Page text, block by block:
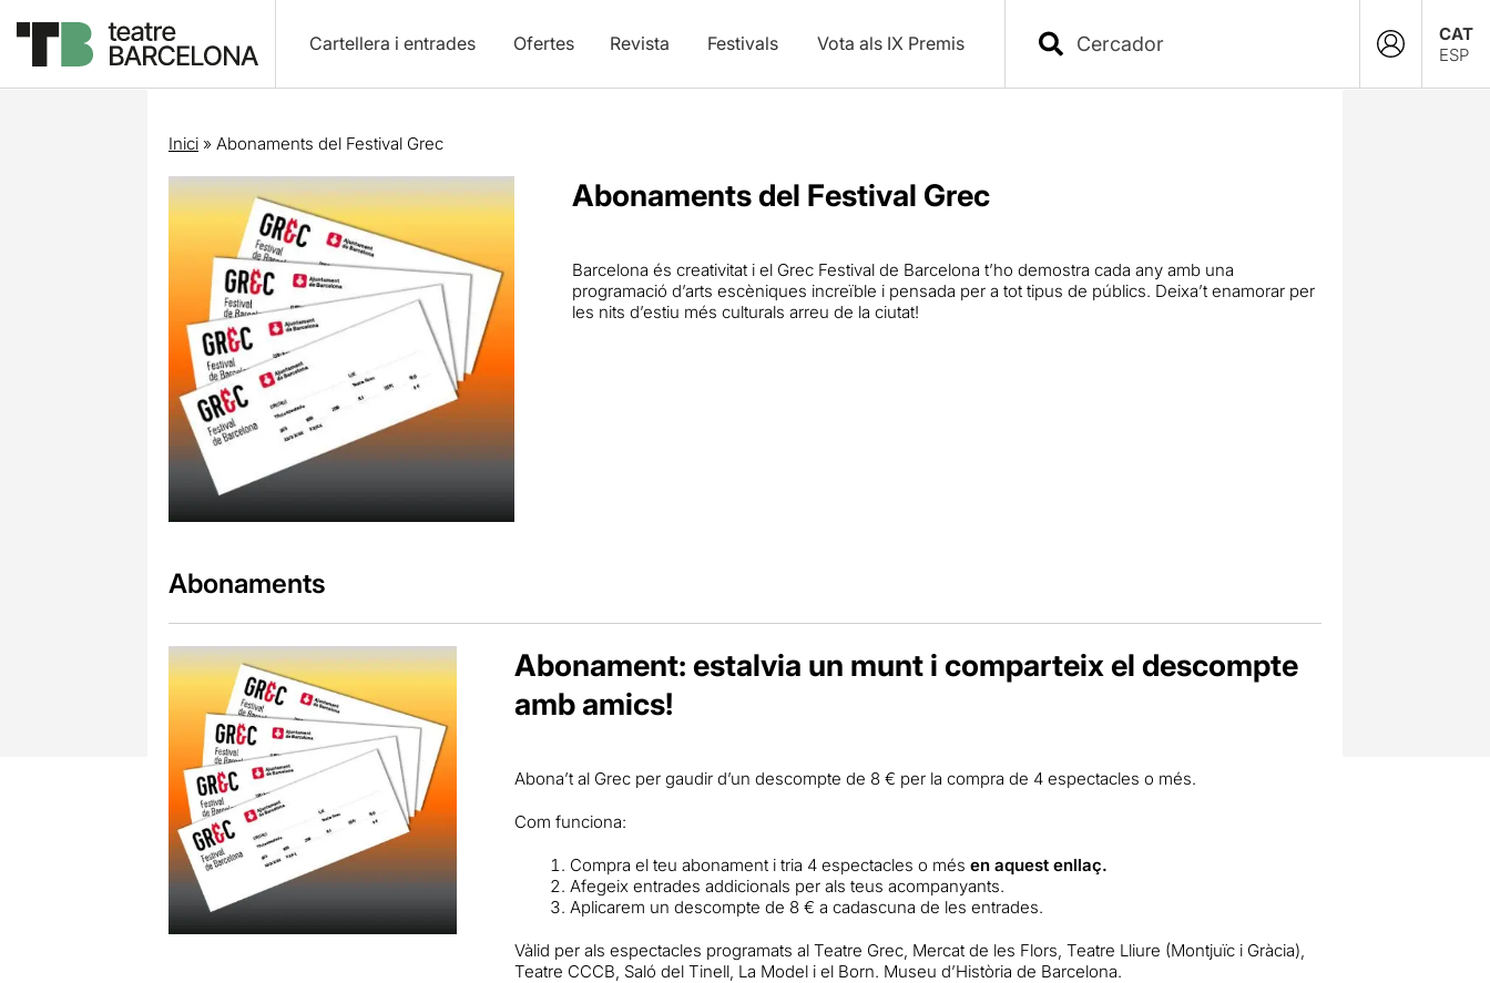
Cartellera i entrades Ofertes Revista Festivals Vota als IX Premis
CAT
ESP
Inici» Abonaments del Festival Grec
Abonaments del Festival Grec
Barcelona és creativitat i el Grec Festival de Barcelona t’ho demostra cada any amb una
programació d’arts escèniques increïble i pensada per a tot tipus de públics. Deixa’t enamorar per
les nits d’estiu més culturals arreu de la ciutat!
Abonaments
Abonament: estalvia un munt i comparteix el descompte
amb amics!
Abona’t al Grec per gaudir d’un descompte de 8 € per la compra de 4 espectacles o més.
Com funciona:
Compra el teu abonament i tria 4 espectacles o mésen aquest enllaç.
Afegeix entrades addicionals per als teus acompanyants.
Aplicarem un descompte de 8 € a cadascuna de les entrades.
Vàlid per als espectacles programats al Teatre Grec, Mercat de les Flors, Teatre Lliure (Montjuïc i Gràcia),
Teatre CCCB, Saló del Tinell, La Model i el Born. Museu d’Història de Barcelona.